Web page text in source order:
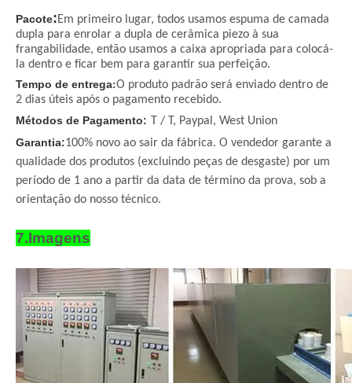
Pacote:Em primeiro lugar, todos usamos espuma de camada
dupla para enrolar a dupla de cerâmica piezo à sua
frangabilidade, então usamos a caixa apropriada para colocá-
la dentro e ficar bem para garantir sua perfeição.
Tempo de entrega:O produto padrão será enviado dentro de
2 dias úteis após o pagamento recebido.
Métodos de Pagamento:
T / T, Paypal, West Union
Garantia:100% novo ao sair da fábrica. O vendedor garante a
qualidade dos produtos (excluindo peças de desgaste) por um
período de 1 ano a partir da data de término da prova, sob a
orientação do nosso técnico.
7.Imagens